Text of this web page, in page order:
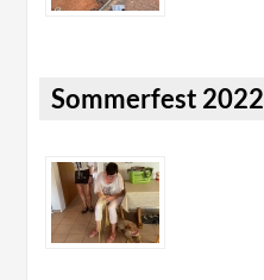
Sommerfest 2022